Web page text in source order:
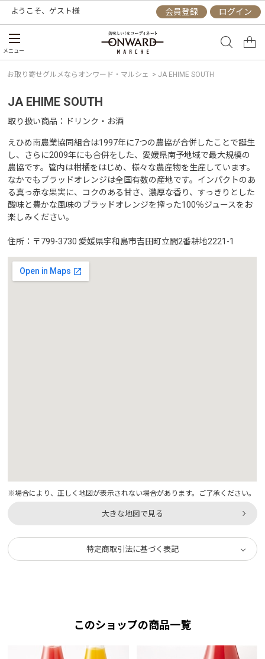
ようこそ、 ゲスト様 会員登録 ログイン
メニュー
お取り寄せグルメならオンワード・マルシェ > JA EHIME SOUTH
JA EHIME SOUTH
取り扱い商品 ドリンク・お酒
えひめ南農業協同組合は1997年に7つの農協が合併したことで誕生
し、さらに2009年にも合併をした、愛媛県南予地域で最大規模の
農協です。管内は柑橘をはじめ、様々な農産物を生産しています。
なかでもブラッドオレンジは全国有数の産地です。インパクトのあ
る真っ赤な果実に、コクのある甘さ、濃厚な香り、すっきりとした
酸味と豊かな風味のブラッドオレンジを搾った100％ジュースをお
楽しみください。
住所 〒799-3730 愛媛県宇和島市吉田町立間2番耕地2221-1
※場合により、正しく地図が表示されない場合があります。ご了承ください。
大きな地図で見る
特定商取引法に基づく表記
このショップの商品一覧